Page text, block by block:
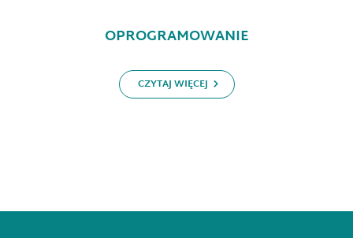
OPROGRAMOWANIE
CZYTAJ WIĘCEJ